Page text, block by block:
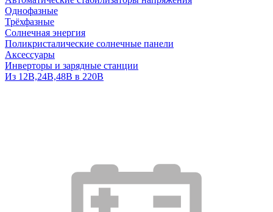
Однофазные
Трёхфазные
Солнечная энергия
Поликристалические солнечные панели
Аксессуары
Инверторы и зарядные станции
Из 12В,24В,48В в 220В